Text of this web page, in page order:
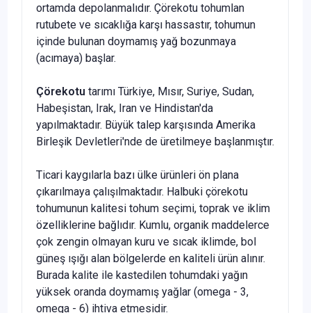
ortamda depolanmalıdır. Çörekotu tohumlan
rutubete ve sıcaklığa karşı hassastır, tohumun
içinde bulunan doymamış yağ bozunmaya
(acımaya) başlar.
Çörekotu tarımı Türkiye, Mısır, Suriye, Sudan,
Habeşistan, Irak, Iran ve Hindistan'da
yapılmaktadır. Büyük talep karşı­sında Amerika
Birleşik Devletleri'nde de üretilmeye başlan­mıştır.
Ticari kaygılarla bazı ülke ürünleri ön plana
çıkarılmaya çalışılmaktadır. Halbuki çörekotu
tohumunun kalitesi tohum seçimi, toprak ve iklim
özelliklerine bağlıdır. Kumlu, organik maddelerce
çok zengin olmayan kuru ve sıcak iklimde, bol
güneş ışığı alan bölgelerde en kaliteli ürün alınır.
Burada ka­lite ile kastedilen tohumdaki yağın
yüksek oranda doymamış yağlar (omega - 3,
omega - 6) ihtiva etmesidir.